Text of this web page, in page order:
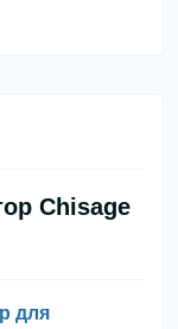
Chisage
для